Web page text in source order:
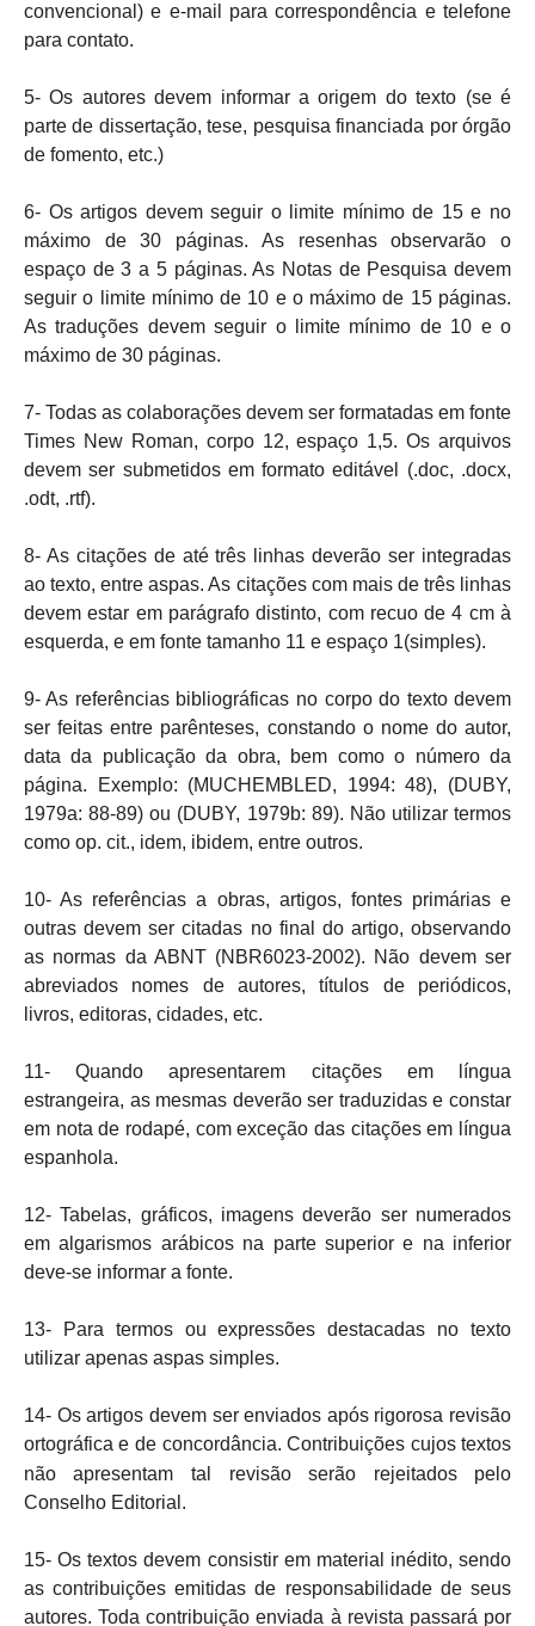
convencional) e e-mail para correspondência e telefone
para contato.
5- Os autores devem informar a origem do texto (se é
parte de dissertação, tese, pesquisa financiada por órgão
de fomento, etc.)
6- Os artigos devem seguir o limite mínimo de 15 e no
máximo de 30 páginas. As resenhas observarão o
espaço de 3 a 5 páginas. As Notas de Pesquisa devem
seguir o limite mínimo de 10 e o máximo de 15 páginas.
As traduções devem seguir o limite mínimo de 10 e o
máximo de 30 páginas.
7- Todas as colaborações devem ser formatadas em fonte
Times New Roman, corpo 12, espaço 1,5. Os arquivos
devem ser submetidos em formato editável (.doc, .docx,
.odt, .rtf).
8- As citações de até três linhas deverão ser integradas
ao texto, entre aspas. As citações com mais de três linhas
devem estar em parágrafo distinto, com recuo de 4 cm à
esquerda, e em fonte tamanho 11 e espaço 1(simples).
9- As referências bibliográficas no corpo do texto devem
ser feitas entre parênteses, constando o nome do autor,
data da publicação da obra, bem como o número da
página. Exemplo: (MUCHEMBLED, 1994: 48), (DUBY,
1979a: 88-89) ou (DUBY, 1979b: 89). Não utilizar termos
como op. cit., idem, ibidem, entre outros.
10- As referências a obras, artigos, fontes primárias e
outras devem ser citadas no final do artigo, observando
as normas da ABNT (NBR6023-2002). Não devem ser
abreviados nomes de autores, títulos de periódicos,
livros, editoras, cidades, etc.
11- Quando apresentarem citações em língua
estrangeira, as mesmas deverão ser traduzidas e constar
em nota de rodapé, com exceção das citações em língua
espanhola.
12- Tabelas, gráficos, imagens deverão ser numerados
em algarismos arábicos na parte superior e na inferior
deve-se informar a fonte.
13- Para termos ou expressões destacadas no texto
utilizar apenas aspas simples.
14- Os artigos devem ser enviados após rigorosa revisão
ortográfica e de concordância. Contribuições cujos textos
não apresentam tal revisão serão rejeitados pelo
Conselho Editorial.
15- Os textos devem consistir em material inédito, sendo
as contribuições emitidas de responsabilidade de seus
autores. Toda contribuição enviada à revista passará por